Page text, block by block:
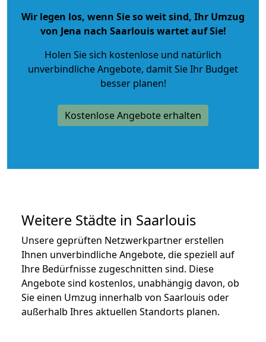
Wir legen los, wenn Sie so weit sind, Ihr Umzug
von Jena nach Saarlouis wartet auf Sie!
Holen Sie sich kostenlose und natürlich
unverbindliche Angebote, damit Sie Ihr Budget
besser planen!
Kostenlose Angebote erhalten
Weitere Städte in Saarlouis
Unsere geprüften Netzwerkpartner erstellen
Ihnen unverbindliche Angebote, die speziell auf
Ihre Bedürfnisse zugeschnitten sind. Diese
Angebote sind kostenlos, unabhängig davon, ob
Sie einen Umzug innerhalb von Saarlouis oder
außerhalb Ihres aktuellen Standorts planen.